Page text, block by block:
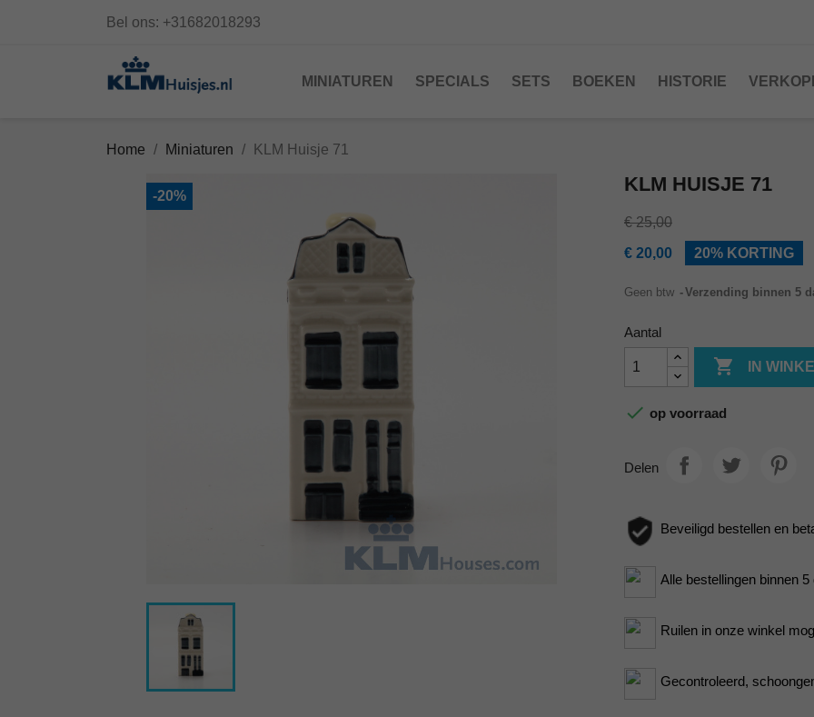
Bel ons: +31682018293
MINIATUREN SPECIALS SETS BOEKEN HISTORIE
Home Miniaturen KLM Huisje 71
-20%
KLM HUISJE 71
€ 25,00
€ 20,00
20% KORTING
Geen btw Verzending binnen 5
Aantal
 IN
 op voorraad
Delen
Beveiligd bestellen en
Alle bestellingen binnen
Ruilen in onze winkel
Gecontroleerd,